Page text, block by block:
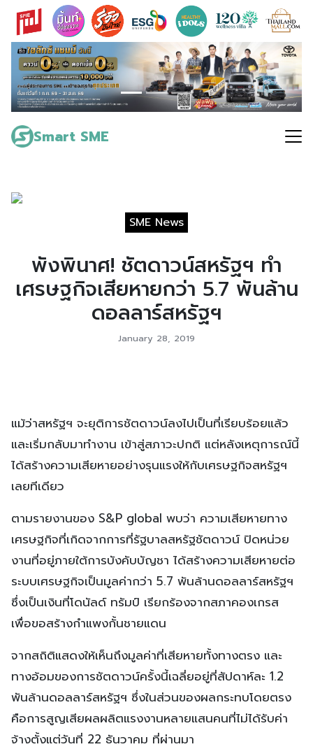
Skip
content
Smart SME
Search
for:
SME News
พังพินาศ! ชัตดาวน์สหรัฐฯ ทำ
เศรษฐกิจเสียหายกว่า 5.7 พันล้าน
ดอลลาร์สหรัฐฯ
January 28, 2019
แม้ว่าสหรัฐฯ จะยุติการชัตดาวน์ลงไปเป็นที่เรียบร้อยแล้ว
และเริ่มกลับมาทำงาน เข้าสู่สภาวะปกติ แต่หลังเหตุการณ์นี้
ได้สร้างความเสียหายอย่างรุนแรงให้กับเศรษฐกิจสหรัฐฯ
เลยทีเดียว
ตามรายงานของ S&P global พบว่า ความเสียหายทาง
เศรษฐกิจที่เกิดจากการที่รัฐบาลสหรัฐชัตดาวน์ ปิดหน่วย
งานที่อยู่ภายใต้การบังคับบัญชา ได้สร้างความเสียหายต่อ
ระบบเศรษฐกิจเป็นมูลค่ากว่า 5.7 พันล้านดอลลาร์สหรัฐฯ
ซึ่งเป็นเงินที่โดนัลด์ ทรัมป์ เรียกร้องจากสภาคองเกรส
เพื่อขอสร้างกำแพงกั้นชายแดน
จากสถิติแสดงให้เห็นถึงมูลค่าที่เสียหายทั้งทางตรง และ
ทางอ้อมของการชัตดาวน์ครั้งนี้เฉลี่ยอยู่ที่สัปดาห์ละ 1.2
พันล้านดอลลาร์สหรัฐฯ ซึ่งในส่วนของผลกระทบโดยตรง
คือการสูญเสียผลผลิตแรงงานหลายแสนคนที่ไม่ได้รับค่า
จ้างตั้งแต่วันที่ 22 ธันวาคม ที่ผ่านมา